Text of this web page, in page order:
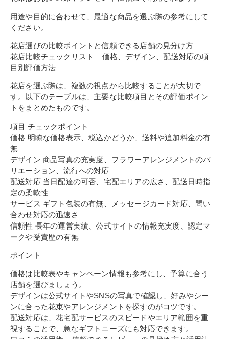
用途や目的に合わせて、最適な商品を選ぶ際の参考にして
ください。
花店選びの比較ポイントと信頼できる店舗の見分け方
花店比較チェックリスト – 価格、デザイン、配送対応の項
目別評価方法
花店を選ぶ際は、複数の視点から比較することが大切で
す。以下のテーブルは、主要な比較項目とその評価ポイン
トをまとめたものです。
項目 チェックポイント
価格 明瞭な価格表示、税込かどうか、送料や追加料金の有
無
デザイン 商品写真の充実度、フラワーアレンジメントのバ
リエーション、流行への対応
配送対応 当日配達の可否、宅配エリアの広さ、配送日時指
定の柔軟性
サービス ギフト包装の有無、メッセージカード対応、問い
合わせ対応の迅速さ
信頼性 長年の運営実績、公式サイトの情報充実度、認定マ
ークや受賞歴の有無
ポイント
価格は比較表やキャンペーン情報も参考にし、予算に合う
店舗を選びましょう。
デザインは公式サイトやSNSの写真で確認し、好みやシー
ンに合った花束やアレンジメントを探すのがコツです。
配送対応は、花宅配サービスのスピードやエリア範囲を重
視することで、急なギフトニーズにも対応できます。